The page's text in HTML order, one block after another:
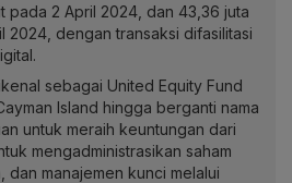
pada 2 April 2024, dan 43,36 juta
2024, dengan transaksi difasilitasi
sebagai United Equity Fund
Island hingga berganti nama
untuk meraih keuntungan dari
mengadministrasikan saham
dan manajemen kunci melalui